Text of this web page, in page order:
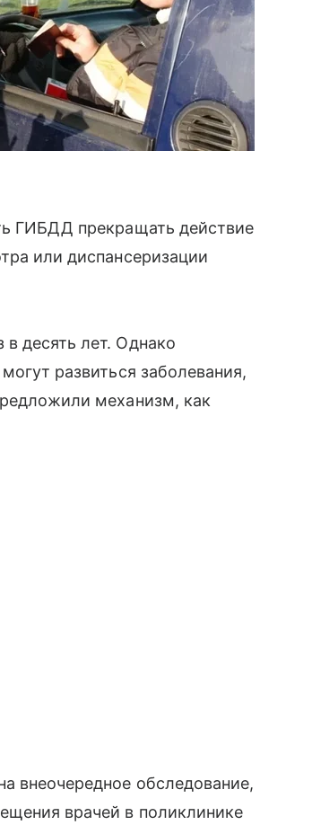
ГИБДД прекращать действие
или диспансеризации
десять лет. Однако
развиться заболевания,
механизм, как
внеочередное обследование,
врачей в поликлинике